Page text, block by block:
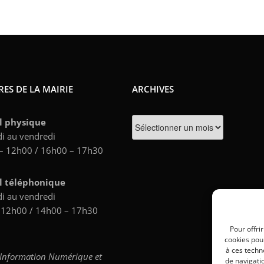
Pour
cookies
à ces
de
DE LA MAIRIE
physique
au vendredi
12h00 / 16h00 – 17h30
téléphonique
au vendredi
/ 14h00 – 17h30
Numérique et
ARCHIVES
Archives